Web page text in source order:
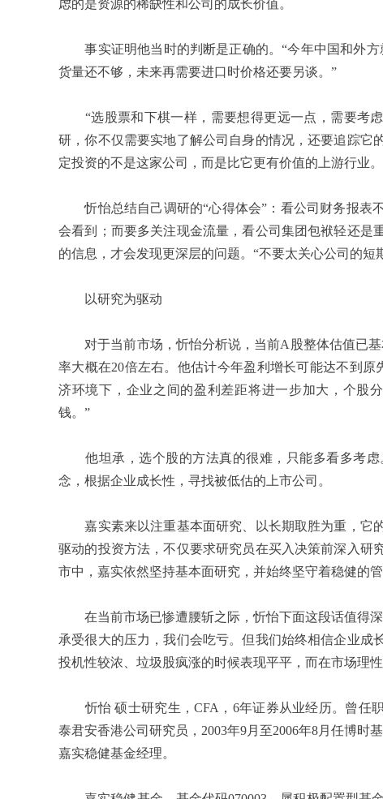
虑的是资源的稀缺性和公司的成长价值。
事实证明他当时的判断是正确的。“今年中国和外方
货量还不够，未来再需要进口时价格还要另谈。”
“选股票和下棋一样，需要想得更远一点，需要考虑
研，你不仅需要实地了解公司自身的情况，还要追踪
定投资的不是这家公司，而是比它更有价值的上游行业
忻怡总结自己调研的“心得体会”：看公司财务报表
会看到；而要多关注现金流量，看公司集团包袱轻还
的信息，才会发现更深层的问题。“不要太关心公司的
以研究为驱动
对于当前市场，忻怡分析说，当前A 股整体估值已
率大概在20倍左右。他估计今年盈利增长可能达不到原
济环境下，企业之间的盈利差距将进一步加大，个股
钱。”
他坦承，选个股的方法真的很难，只能多看多考虑
念，根据企业成长性，寻找被低估的上市公司。
嘉实素来以注重基本面研究、以长期取胜为重，它
驱动的投资方法，不仅要求研究员在买入决策前深入
市中，嘉实依然坚持基本面研究，并始终坚守着稳健的管
在当前市场已惨遭腰斩之际，忻怡下面这段话值得深
承受很大的压力，我们会吃亏。但我们始终相信企业
投机性较浓、垃圾股疯涨的时候表现平平，而在市场理
忻怡 硕士研究生，CFA ， 6年证券从业经历。曾任
泰君安香港公司研究员， 2003年9月至2006年8月任博时
嘉实稳健基金经理。